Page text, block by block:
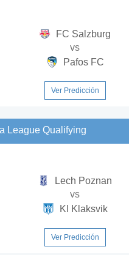
FC Salzburg
vs
Pafos FC
Ver Predicción
League Qualifying
Lech Poznan
vs
KI Klaksvik
Ver Predicción